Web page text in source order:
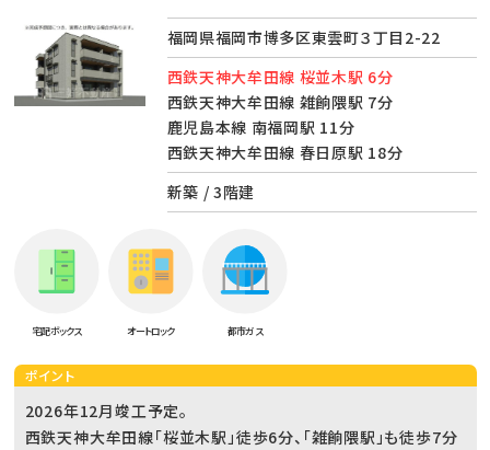
福岡県福岡市博多区東雲町３丁目2-22
西鉄天神大牟田線 桜並木駅 6分
西鉄天神大牟田線 雑餉隈駅 7分
鹿児島本線 南福岡駅 11分
西鉄天神大牟田線 春日原駅 18分
新築 / 3階建
宅配ボックス オートロック 都市ガス
ポイント
2026年12月竣工予定。
西鉄天神大牟田線「桜並木駅」徒歩6分、「雑餉隈駅」も徒歩7分